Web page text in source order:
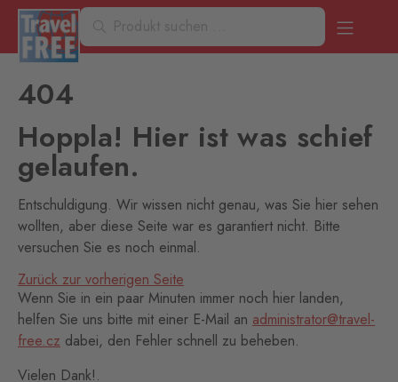
404
Hoppla! Hier ist was schief
gelaufen.
Entschuldigung. Wir wissen nicht genau, was Sie hier sehen
wollten, aber diese Seite war es garantiert nicht. Bitte
versuchen Sie es noch einmal.
Zurück zur vorherigen Seite
Wenn Sie in ein paar Minuten immer noch hier landen,
helfen Sie uns bitte mit einer E-Mail an administrator@travel-
free.cz dabei, den Fehler schnell zu beheben.
Vielen Dank!.